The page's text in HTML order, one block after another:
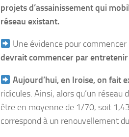
projets d’assainissement qui
réseau existant.
Une évidence pour commencer
devrait commencer par
Aujourd’hui, en Iroise, on fait
ridicules. Ainsi, alors qu’un
être en moyenne de 1/70, soit 1,43
correspond à un renouvellement